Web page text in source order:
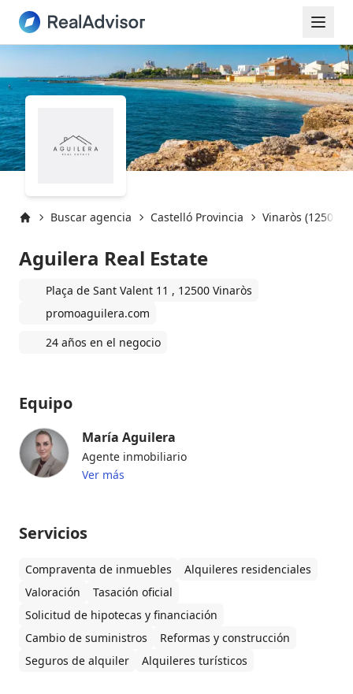
Buscar agencia Castelló Provincia Vinaròs (12500)
Aguilera Real Estate
Plaça de Sant Valent 11 , 12500 Vinaròs
promoaguilera.com
24 años en el negocio
Equipo
María Aguilera
Agente inmobiliario
Ver más
Servicios
Compraventa de inmuebles
Alquileres residenciales
Valoración
Tasación oficial
Solicitud de hipotecas y financiación
Cambio de suministros
Reformas y construcción
Seguros de alquiler
Alquileres turísticos